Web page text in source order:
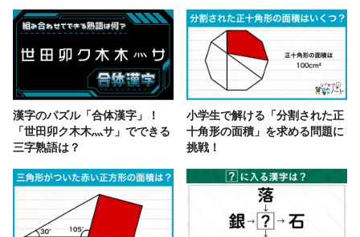
漢字のパズル「合体漢字」！
「世田卯ク木木灬サ」でできる
三字熟語は？
小学生で解ける「分割された正
十角形の面積」を求める問題に
挑戦！